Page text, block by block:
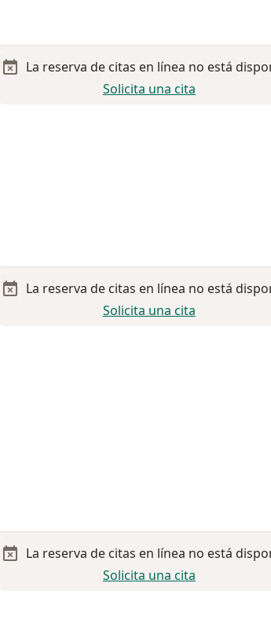
La reserva de citas en línea no está
Solicita una cita
La reserva de citas en línea no está
Solicita una cita
La reserva de citas en línea no está
Solicita una cita